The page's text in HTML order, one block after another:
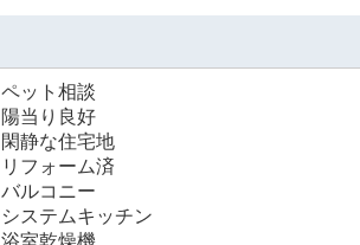
ペット相談
陽当り良好
閑静な住宅地
リフォーム済
バルコニー
システムキッチン
浴室乾燥機